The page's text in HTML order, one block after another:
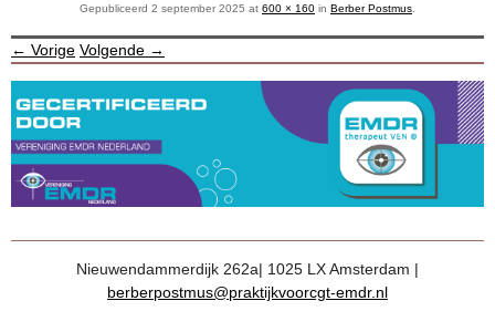
Gepubliceerd 2 september 2025 at 600 × 160 in Berber Postmus
← Vorige Volgende →
Nieuwendammerdijk 262a| 1025 LX Amsterdam |
berberpostmus@praktijkvoorcgt-emdr.nl